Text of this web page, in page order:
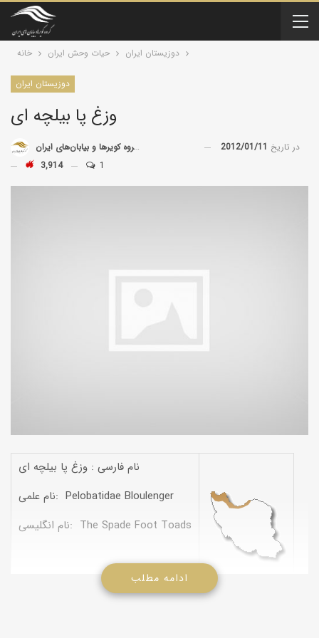
خانه حیات وحش ایران دوزیستان ایران
دوزیستان ایران
وزغ پا بیلچه ای
توسط گروه کویرها و بیابان‌های ایران در تاریخ 2012/01/11
3,914
1
نام فارسی : وزغ پا بیلچه ای
نام علمی: Pelobatidae Bloulenger
نام انگلیسی: The Spade Foot Toads
ادامه مطلب